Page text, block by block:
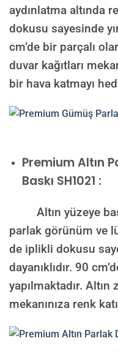
aydınlatma altında
dokusu sayesinde
cm’de bir parçalı
duvar kağıtları
bir hava katmayı
PremiumAltın
Baskı SH1021 :
Altın yüzeye
parlak görünüm ve
de iplikli dokusu
dayanıklıdır. 90
yapılmaktadır. Altın
mekanınıza renk